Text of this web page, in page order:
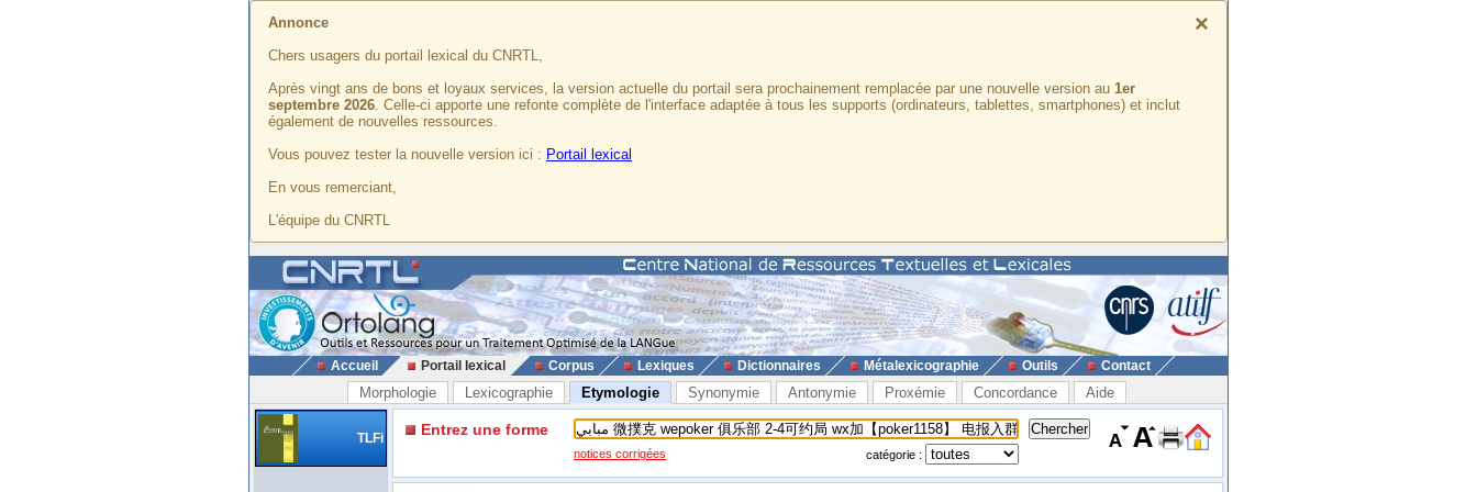
×
Annonce
Chers usagers du portail lexical du CNRTL,
Après vingt ans de bons et loyaux services, la version actuelle du portail sera prochainement remplacée par une nouvelle version au 1er
septembre 2026. Celle-ci apporte une refonte complète de l'interface adaptée à tous les supports (ordinateurs, tablettes, smartphones) et inclut
également de nouvelles ressources.
Vous pouvez tester la nouvelle version ici : Portail lexical
En vous remerciant,
L'équipe du CNRTL
Accueil Portail lexical Corpus Lexiques Dictionnaires Métalexicographie Outils Contact
Morphologie Lexicographie Etymologie Synonymie Antonymie Proxémie Concordance Aide
TLFi Entrez une forme
notices corrigées catégorie :